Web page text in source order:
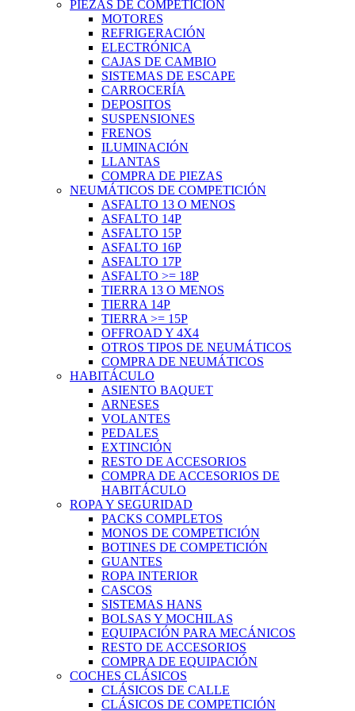
PIEZAS DE COMPETICIÓN
MOTORES
REFRIGERACIÓN
ELECTRÓNICA
CAJAS DE CAMBIO
SISTEMAS DE ESCAPE
CARROCERÍA
DEPOSITOS
SUSPENSIONES
FRENOS
ILUMINACIÓN
LLANTAS
COMPRA DE PIEZAS
NEUMÁTICOS DE COMPETICIÓN
ASFALTO 13 O MENOS
ASFALTO 14P
ASFALTO 15P
ASFALTO 16P
ASFALTO 17P
ASFALTO >= 18P
TIERRA 13 O MENOS
TIERRA 14P
TIERRA >= 15P
OFFROAD Y 4X4
OTROS TIPOS DE NEUMÁTICOS
COMPRA DE NEUMÁTICOS
HABITÁCULO
ASIENTO BAQUET
ARNESES
VOLANTES
PEDALES
EXTINCIÓN
RESTO DE ACCESORIOS
COMPRA DE ACCESORIOS DE
HABITÁCULO
ROPA Y SEGURIDAD
PACKS COMPLETOS
MONOS DE COMPETICIÓN
BOTINES DE COMPETICIÓN
GUANTES
ROPA INTERIOR
CASCOS
SISTEMAS HANS
BOLSAS Y MOCHILAS
EQUIPACIÓN PARA MECÁNICOS
RESTO DE ACCESORIOS
COMPRA DE EQUIPACIÓN
COCHES CLÁSICOS
CLÁSICOS DE CALLE
CLÁSICOS DE COMPETICIÓN